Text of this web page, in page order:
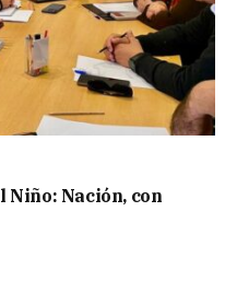
Niño: Nación, con